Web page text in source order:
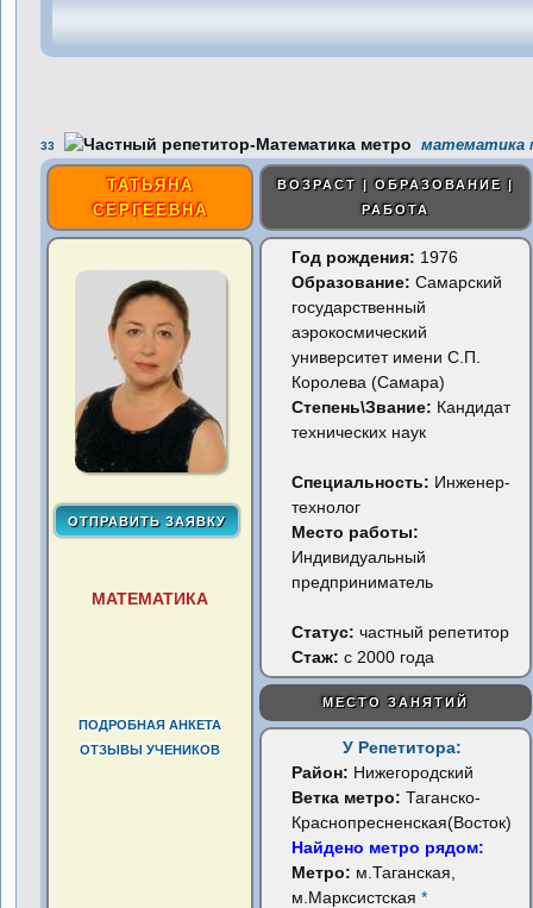
33 математика
ТАТЬЯНА
СЕРГЕЕВНА
ВОЗРАСТ | ОБРАЗОВАНИЕ |
РАБОТА
МАТЕМАТИКА
ПОДРОБНАЯ АНКЕТА
ОТЗЫВЫ УЧЕНИКОВ
Год рождения: 1976
Образование: Самарский
государственный
аэрокосмический
университет имени С.П.
Королева (Самара)
Степень\Звание: Кандидат
технических наук
Специальность: Инженер-
технолог
Место работы:
Индивидуальный
предприниматель
Статус:частный репетитор
Стаж: с 2000 года
МЕСТО ЗАНЯТИЙ
У Репетитора:
Район: Нижегородский
Ветка метро:Таганско-
Краснопресненская(Восток)
Найдено метро рядом:
Метро: м.Таганская,
м.Марксистская*